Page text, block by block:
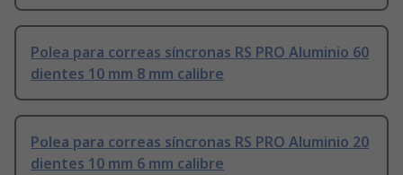
Polea para correas síncronas RS PRO Aluminio 60
dientes 10 mm 8 mm calibre
Polea para correas síncronas RS PRO Aluminio 20
dientes 10 mm 6 mm calibre